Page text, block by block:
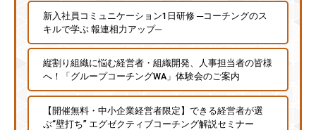
新入社員コミュニケーション1日研修 ─コーチングのス
キルで学ぶ 報連相力アップ─
縦割り組織に悩む経営者・組織開発、人事担当者の皆様
へ！「グループコーチングWA」体験会のご案内
【開催無料・中小企業経営者限定】できる経営者が選
ぶ“壁打ち” エグゼクティブコーチング解説セミナー